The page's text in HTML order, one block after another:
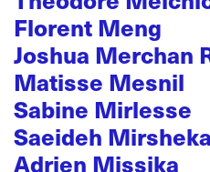
Florent Meng
Joshua Merchan
Matisse Mesnil
Sabine Mirlesse
Saeideh
Adrien Missika